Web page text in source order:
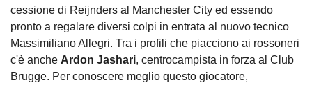
cessione di Reijnders al Manchester City ed essendo
pronto a regalare diversi colpi in entrata al nuovo tecnico
Massimiliano Allegri. Tra i profili che piacciono ai rossoneri
c'è anche Ardon Jashari, centrocampista in forza al Club
Brugge. Per conoscere meglio questo giocatore,